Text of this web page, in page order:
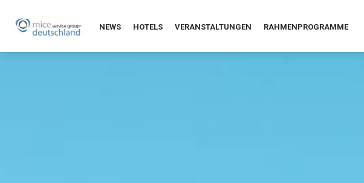
NEWS HOTELS VERANSTALTUNGEN RAHMENPROGRAMME